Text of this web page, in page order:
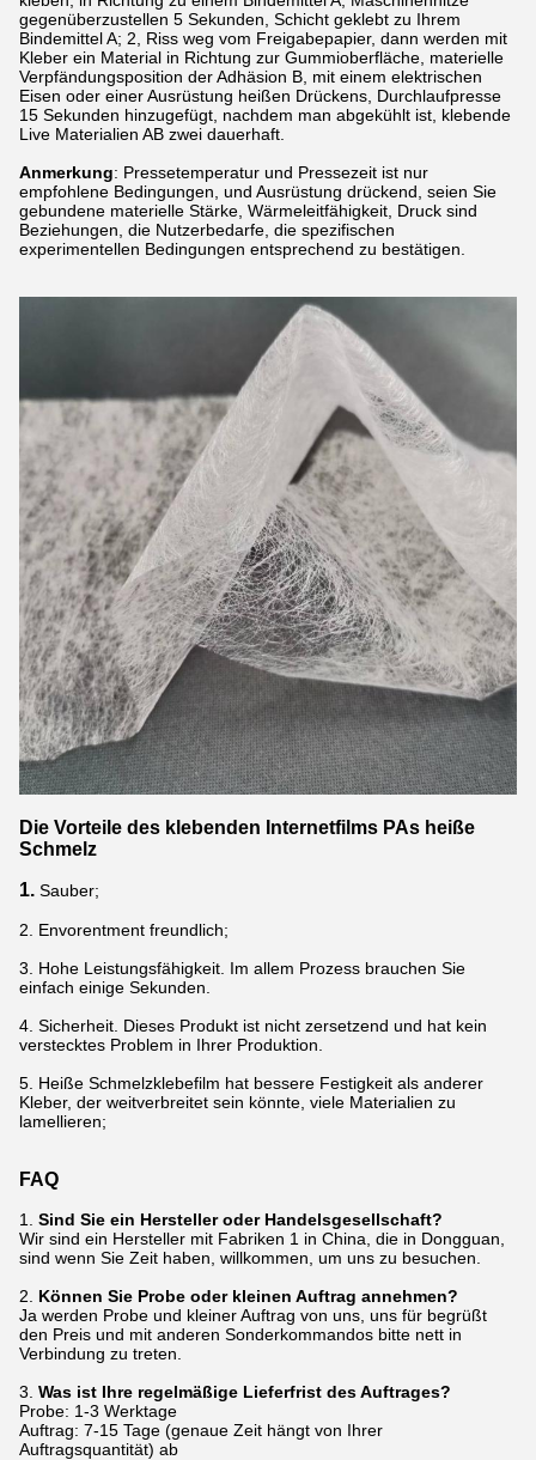
gegenüberzustellen 5 Sekunden, Schicht geklebt zu Ihrem
Bindemittel A; 2, Riss weg vom Freigabepapier, dann werden mit
Kleber ein Material in Richtung zur Gummioberfläche, materielle
Verpfändungsposition der Adhäsion B, mit einem elektrischen
Eisen oder einer Ausrüstung heißen Drückens, Durchlaufpresse
15 Sekunden hinzugefügt, nachdem man abgekühlt ist, klebende
Live Materialien AB zwei dauerhaft.
Anmerkung: Pressetemperatur und Pressezeit ist nur
empfohlene Bedingungen, und Ausrüstung drückend, seien Sie
gebundene materielle Stärke, Wärmeleitfähigkeit, Druck sind
Beziehungen, die Nutzerbedarfe, die spezifischen
experimentellen Bedingungen entsprechend zu bestätigen.
Die Vorteile des klebenden Internetfilms PAs heiße
Schmelz
1. Sauber;
2. Envorentment freundlich;
3. Hohe Leistungsfähigkeit. Im allem Prozess brauchen Sie
einfach einige Sekunden.
4. Sicherheit. Dieses Produkt ist nicht zersetzend und hat kein
verstecktes Problem in Ihrer Produktion.
5. Heiße Schmelzklebefilm hat bessere Festigkeit als anderer
Kleber, der weitverbreitet sein könnte, viele Materialien zu
lamellieren;
FAQ
1. Sind Sie ein Hersteller oder Handelsgesellschaft?
Wir sind ein Hersteller mit Fabriken 1 in China, die in Dongguan,
sind wenn Sie Zeit haben, willkommen, um uns zu besuchen.
2. Können Sie Probe oder kleinen Auftrag annehmen?
Ja werden Probe und kleiner Auftrag von uns, uns für begrüßt
den Preis und mit anderen Sonderkommandos bitte nett in
Verbindung zu treten.
3. Was ist Ihre regelmäßige Lieferfrist des Auftrages?
Probe: 1-3 Werktage
Auftrag: 7-15 Tage (genaue Zeit hängt von Ihrer
Auftragsquantität) ab